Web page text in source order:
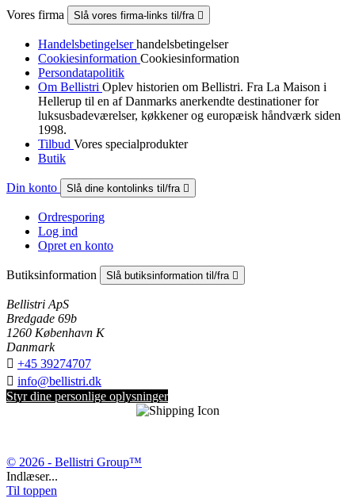
Vores firma Slå vores firma-links til/fra 
Handelsbetingelserhandelsbetingelser
Cookiesinformation Cookiesinformation
Persondatapolitik
Om Bellistri Oplev historien om Bellistri. Fra La Maison i
Hellerup til en af Danmarks anerkendte destinationer for
luksus­badeværelser, køkkener og europæisk håndværk siden
1998.
Tilbud Vores specialprodukter
Butik
Din konto Slå dine kontolinks til/fra 
Ordresporing
Log ind
Opret en konto
Butiksinformation Slå butiksinformation til/fra 
Bellistri ApS
Bredgade 69b
1260 København K
Danmark
 +45 39274707
 info@bellistri.dk
Styr dine personlige oplysninger
© 2026 - Bellistri Group™
Indlæser...
Til toppen